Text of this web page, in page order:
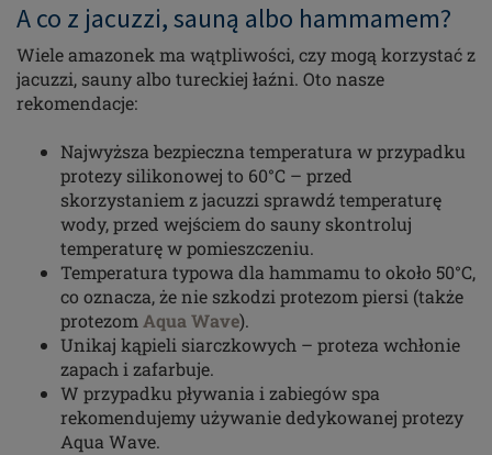
A co z jacuzzi, sauną albo hammamem?
Wiele amazonek ma wątpliwości, czy mogą korzystać z
jacuzzi, sauny albo tureckiej łaźni. Oto nasze
rekomendacje:
Najwyższa bezpieczna temperatura w przypadku
protezy silikonowej to 60°C – przed
skorzystaniem z jacuzzi sprawdź temperaturę
wody, przed wejściem do sauny skontroluj
temperaturę w pomieszczeniu.
Temperatura typowa dla hammamu to około 50°C,
co oznacza, że nie szkodzi protezom piersi (także
protezom Aqua Wave).
Unikaj kąpieli siarczkowych – proteza wchłonie
zapach i zafarbuje.
W przypadku pływania i zabiegów spa
rekomendujemy używanie dedykowanej protezy
Aqua Wave.